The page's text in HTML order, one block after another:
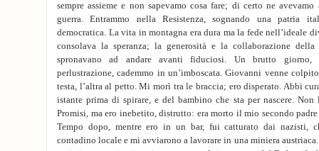
sempre assieme e non sapevamo cosa fare; di certo ne avevamo
guerra. Entrammo nella Resistenza, sognando una patria
democratica. La vita in montagna era dura ma la fede nell’ideale
consolava la speranza; la generosità e la collaborazione
spronavano ad andare avanti fiduciosi. Un brutto giorno,
perlustrazione, cademmo in un’imboscata. Giovanni venne
testa, l’altra al petto. Mi morì tra le braccia; ero disperato. Abbi
istante prima di spirare, e del bambino che sta per nascere.
Promisi, ma ero inebetito, distrutto: era morto il mio secondo
Tempo dopo, mentre ero in un bar, fui catturato dai nazisti,
contadino locale e mi avviarono a lavorare in una miniera